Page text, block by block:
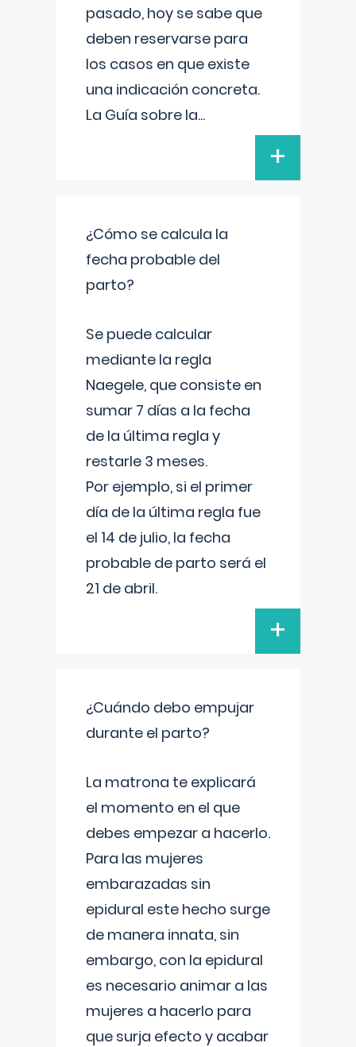
pasado, hoy se sabe que
deben reservarse para
los casos en que existe
una indicación concreta.
La Guía sobre la...
+
¿Cómo se calcula la
fecha probable del
parto?
Se puede calcular
mediante la regla
Naegele, que consiste en
sumar 7 días a la fecha
de la última regla y
restarle 3 meses.
Por ejemplo, si el primer
día de la última regla fue
el 14 de julio, la fecha
probable de parto será el
21 de abril.
+
¿Cuándo debo empujar
durante el parto?
La matrona te explicará
el momento en el que
debes empezar a hacerlo.
Para las mujeres
embarazadas sin
epidural este hecho surge
de manera innata, sin
embargo, con la epidural
es necesario animar a las
mujeres a hacerlo para
que surja efecto y acabar